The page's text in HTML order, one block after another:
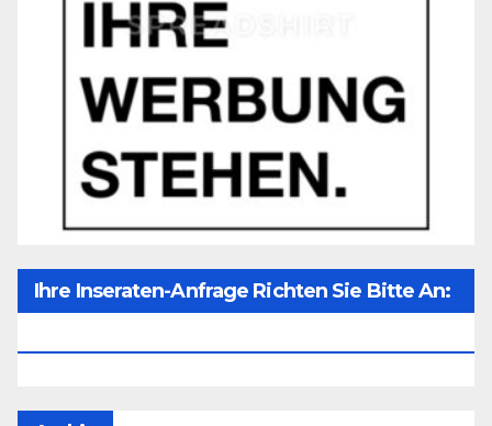
Ihre Inseraten-Anfrage Richten Sie Bitte An: